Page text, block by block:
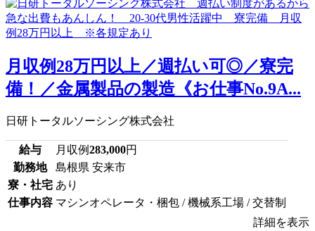
月収例28万円以上／週払い可◎／寮完
備！／金属製品の製造《お仕事No.9A...
日研トータルソーシング株式会社
給与 月収例283,000円
勤務地
島根県 安来市
寮・社宅 あり
仕事内容 マシンオペレータ・梱包 / 機械系工場 / 交替制
詳細を表示